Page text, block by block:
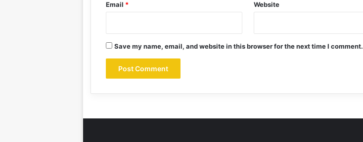
Email * Website
Save my name, email, and website in this browser for the next time I comment.